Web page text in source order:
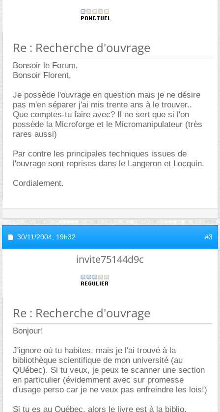
Re : Recherche d'ouvrage
Bonsoir le Forum,
Bonsoir Florent,
Je possède l'ouvrage en question mais je ne désire
pas m'en séparer j'ai mis trente ans à le trouver..
Que comptes-tu faire avec? Il ne sert que si l'on
possède la Microforge et le Micromanipulateur (très
rares aussi)
Par contre les principales techniques issues de
l'ouvrage sont reprises dans le Langeron et Locquin.
Cordialement.
30/11/2004, 19h32 #3
invite75144d9c
Re : Recherche d'ouvrage
Bonjour!
J'ignore où tu habites, mais je l'ai trouvé à la
bibliothèque scientifique de mon université (au
QUébec). Si tu veux, je peux te scanner une section
en particulier (évidemment avec sur promesse
d'usage perso car je ne veux pas enfreindre les lois!)
Si tu es au Québec, alors le livre est à la biblio.